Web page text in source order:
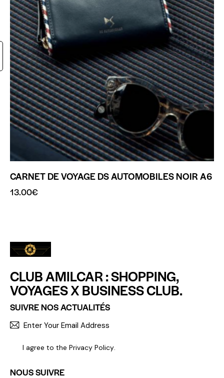
CARNET DE VOYAGE DS AUTOMOBILES NOIR A6
13.00€
CLUB AMILCAR : SHOPPING,
VOYAGES X BUSINESS CLUB.
SUIVRE NOS ACTUALITÉS
I agree to the Privacy Policy
NOUS SUIVRE